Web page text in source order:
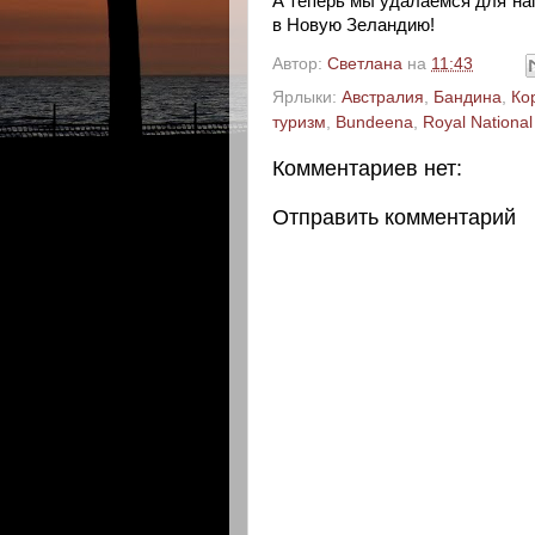
в Новую Зеландию!
Автор: Светлана на 11:43
Ярлыки: Австралия Бандина
туризм
Bundeena Royal
Комментариев нет:
Отправить комментарий